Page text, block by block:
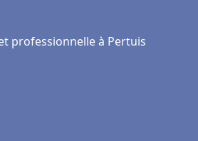
professionnelle à Pertuis